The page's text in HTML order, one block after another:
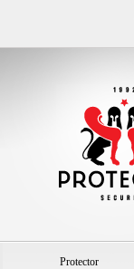
Protector